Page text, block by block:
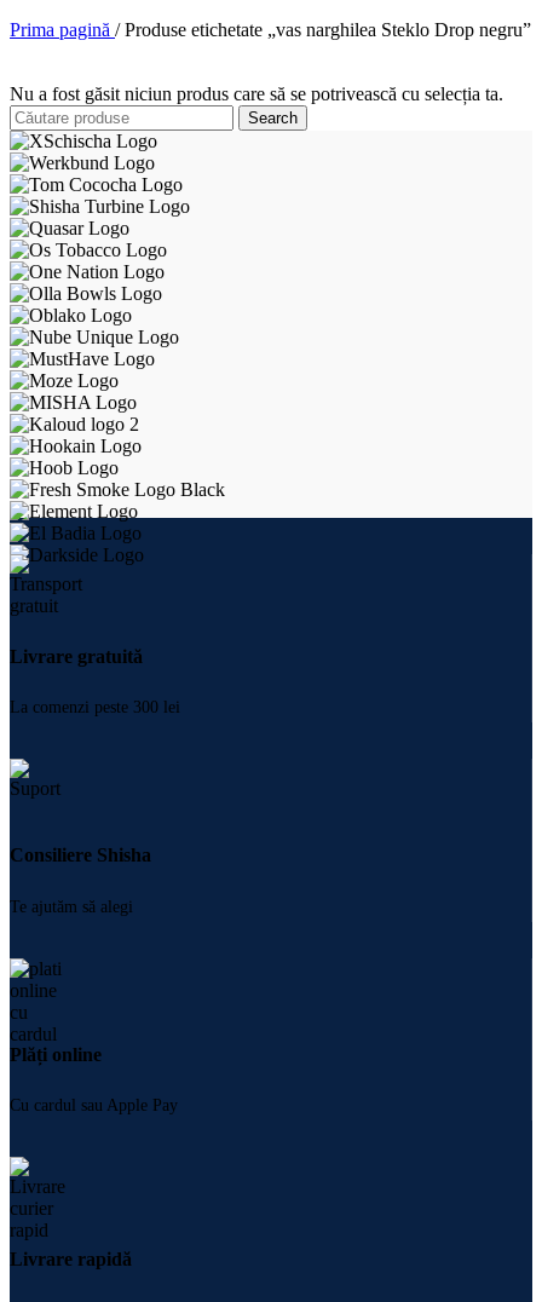
Prima pagină / Produse etichetate „vas narghilea Steklo Drop negru”
Nu a fost găsit niciun produs care să se potrivească cu selecția ta.
Search
Livrare gratuită
La comenzi peste 300 lei
Consiliere Shisha
Te ajutăm să alegi
Plăți online
Cu cardul sau Apple Pay
Livrare rapidă